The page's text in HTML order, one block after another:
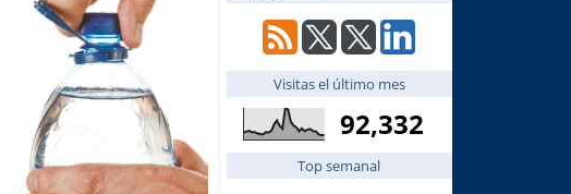
Visitas el último mes
92,332
Top semanal